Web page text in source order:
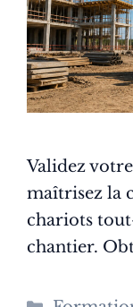
Validez
maîtrisez la
chariots
chantier.